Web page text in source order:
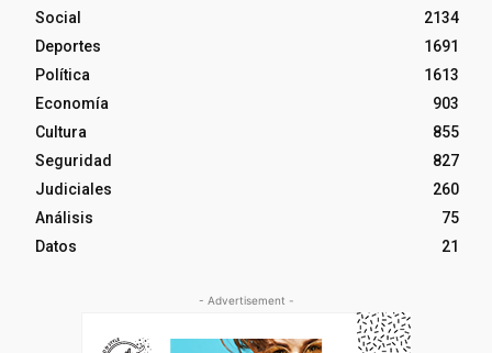
Social
2134
Deportes
1691
Política
1613
Economía
903
Cultura
855
Seguridad
827
Judiciales
260
Análisis
75
Datos
21
- Advertisement -